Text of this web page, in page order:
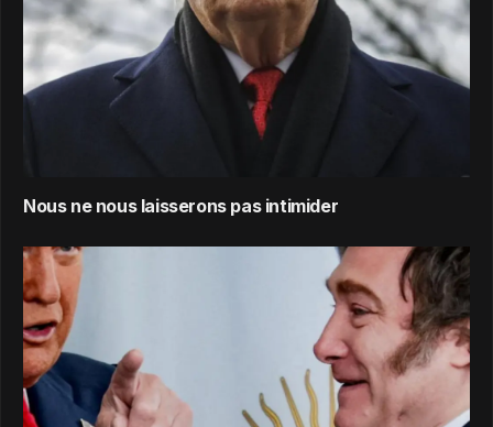
Nous ne nous laisserons pas intimider